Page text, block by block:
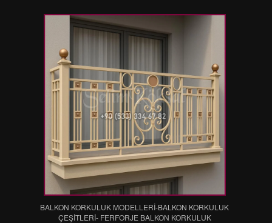
BALKON KORKULUK MODELLERİ-BALKON KORKULUK
ÇEŞİTLERİ- FERFORJE BALKON KORKULUK